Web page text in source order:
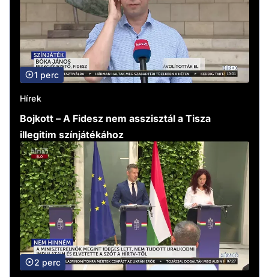
1 perc
Hírek
Bojkott – A Fidesz nem asszisztál a Tisza
illegitim színjátékához
2 perc